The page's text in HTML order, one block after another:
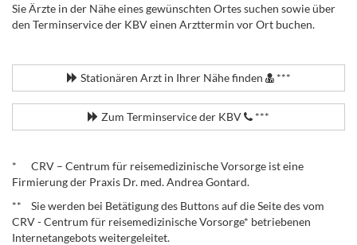
Sie Ärzte in der Nähe eines gewünschten Ortes suchen sowie über
den Terminservice der KBV einen Arzttermin vor Ort buchen.
Stationären Arzt in Ihrer Nähe finden ***
Zum Terminservice der KBV ***
* CRV – Centrum für reisemedizinische Vorsorge ist eine
Firmierung der Praxis Dr. med. Andrea Gontard.
** Sie werden bei Betätigung des Buttons auf die Seite des vom
CRV - Centrum für reisemedizinische Vorsorge* betriebenen
Internetangebots weitergeleitet.